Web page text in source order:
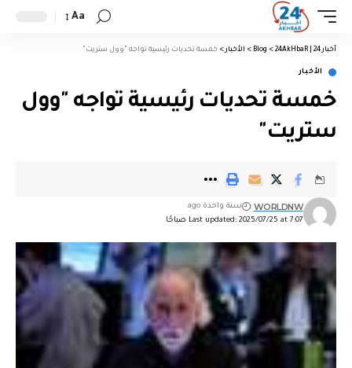
Aa
أخبار 24 | 24AkHbaR >
Blog
> الأخبار > خمسة تحديات رئيسية تواجه "وول ستريت"
الأخبار
خمسة تحديات رئيسية تواجه "وول
ستريت"
Last updated: 2025/07/25 at 7:07 صباحًا
WORLDNW سنة واحدة ago